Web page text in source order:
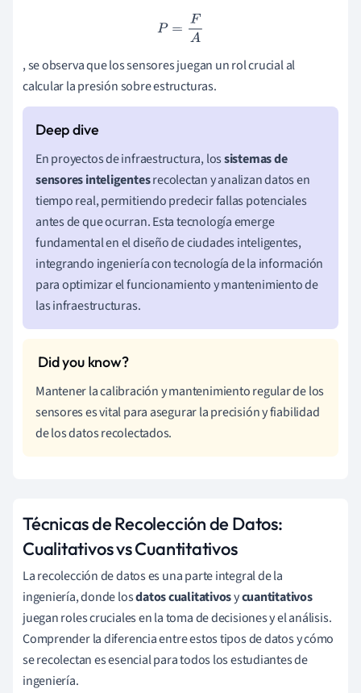
P=F A
, se observa que los sensores juegan un rol crucial al
calcular la presión sobre estructuras.
En proyectos de infraestructura, lossistemas de
sensores inteligentesrecolectan y analizan datos en
tiempo real, permitiendo predecir fallas potenciales
antes de que ocurran. Esta tecnología emerge
fundamental en el diseño de ciudades inteligentes,
integrando ingeniería con tecnología de la información
para optimizar el funcionamiento y mantenimiento de
las infraestructuras.
Mantener la calibración y mantenimiento regular de los
sensores es vital para asegurar la precisión y fiabilidad
de los datos recolectados.
Técnicas de Recolección de Datos:
Cualitativos vs Cuantitativos
La recolección de datos es una parte integral de la
ingeniería, donde losdatos cualitativosycuantitativos
juegan roles cruciales en la toma de decisiones y el análisis.
Comprender la diferencia entre estos tipos de datos y cómo
se recolectan es esencial para todos los estudiantes de
ingeniería.